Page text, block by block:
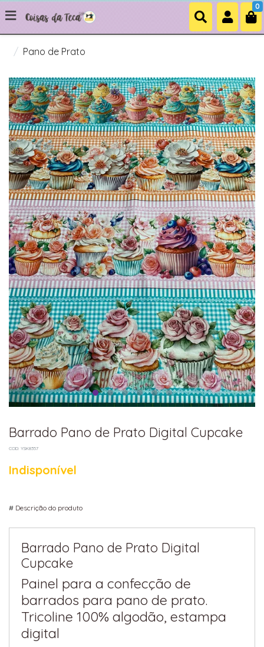
0
Pano de Prato
Barrado Pano de Prato Digital Cupcake
COD: YSK8357
Indisponível
# Descrição do produto
Barrado Pano de Prato Digital
Cupcake
Painel para a confecção de
barrados para pano de prato.
Tricoline 100% algodão, estampa
digital